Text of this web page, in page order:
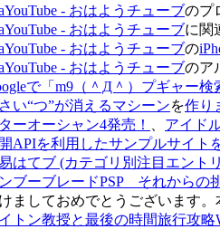
- おはようチューブのプ
- おはようチューブに関
- おはようチューブの
- おはようチューブのア
で「m9（＾Д＾）プギャー
い“つ”が消えるマシーンを作り
ーオーシャン4発売！
アイド
APIを利用したサンプルサイト
はてブ (カテゴリ別注目エント
ブーブレードPSP それからの
ましておめでとうございます。
トン教授と最後の時間旅行攻略